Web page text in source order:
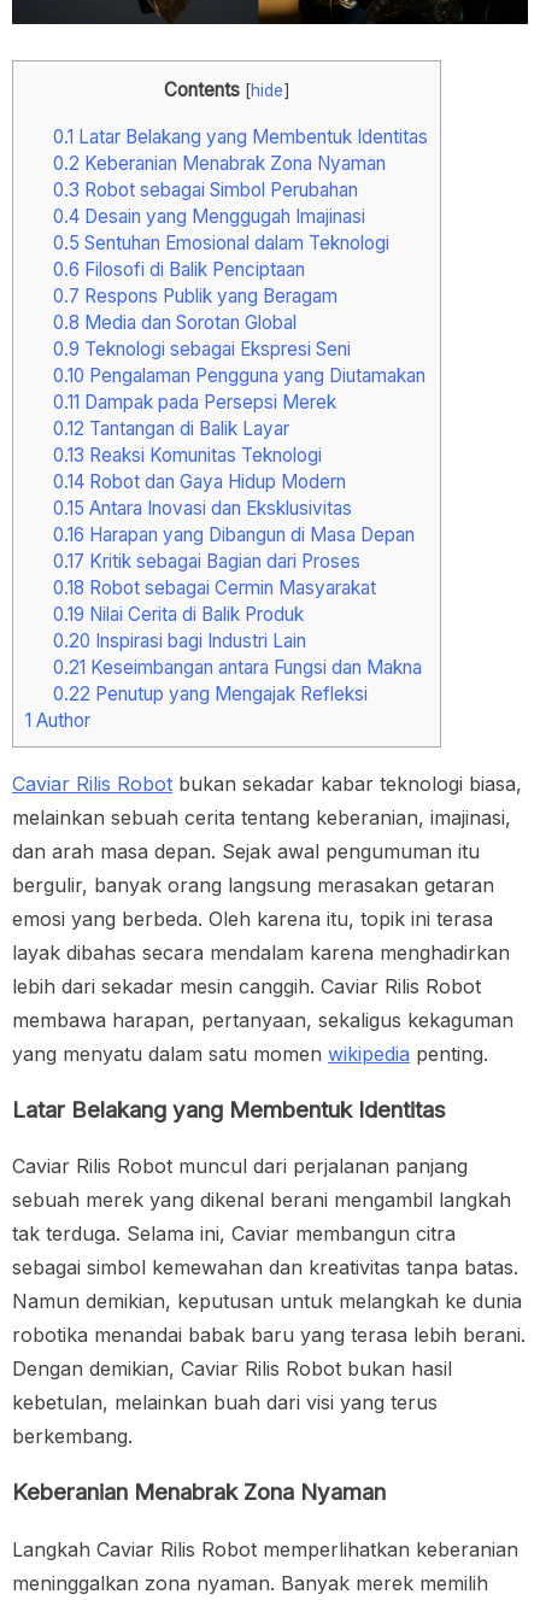
Contents [hide]
0.1 Latar Belakang yang Membentuk Identitas
0.2 Keberanian Menabrak Zona Nyaman
0.3 Robot sebagai Simbol Perubahan
0.4Desain yang Menggugah Imajinasi
0.5 Sentuhan Emosional dalam Teknologi
0.6 Filosofi di Balik Penciptaan
0.7 Respons Publik yang Beragam
0.8 Media dan Sorotan Global
0.9 Teknologi sebagai Ekspresi Seni
0.10 Pengalaman Pengguna yang Diutamakan
0.11 Dampak pada Persepsi Merek
0.12 Tantangan di Balik Layar
0.13 Reaksi Komunitas Teknologi
0.14Robot dan Gaya Hidup Modern
0.15 Antara Inovasi dan Eksklusivitas
0.16 Harapan yang Dibangun di Masa Depan
0.17 Kritik sebagai Bagian dari Proses
0.18 Robot sebagai Cermin Masyarakat
0.19 Nilai Cerita di Balik Produk
0.20 Inspirasi bagi Industri Lain
0.21 Keseimbangan antara Fungsi dan Makna
0.22 Penutup yang Mengajak Refleksi
1 Author
Caviar Rilis Robot bukan sekadar kabar teknologi biasa,
melainkan sebuah cerita tentang keberanian, imajinasi,
dan arah masa depan. Sejak awal pengumuman itu
bergulir, banyak orang langsung merasakan getaran
emosi yang berbeda. Oleh karena itu, topik ini terasa
layak dibahas secara mendalam karena menghadirkan
lebih dari sekadar mesin canggih. Caviar Rilis Robot
membawa harapan, pertanyaan, sekaligus kekaguman
yang menyatu dalam satu momen wikipedia penting.
Latar Belakang yang Membentuk Identitas
Caviar Rilis Robot muncul dari perjalanan panjang
sebuah merek yang dikenal berani mengambil langkah
tak terduga. Selama ini, Caviar membangun citra
sebagai simbol kemewahan dan kreativitas tanpa batas.
Namun demikian, keputusan untuk melangkah ke dunia
robotika menandai babak baru yang terasa lebih berani.
Dengan demikian, Caviar Rilis Robot bukan hasil
kebetulan, melainkan buah dari visi yang terus
berkembang.
Keberanian Menabrak Zona Nyaman
Langkah Caviar Rilis Robot memperlihatkan keberanian
meninggalkan zona nyaman. Banyak merek memilih